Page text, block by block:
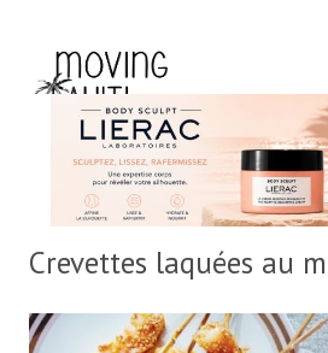
Crevettes laquées au